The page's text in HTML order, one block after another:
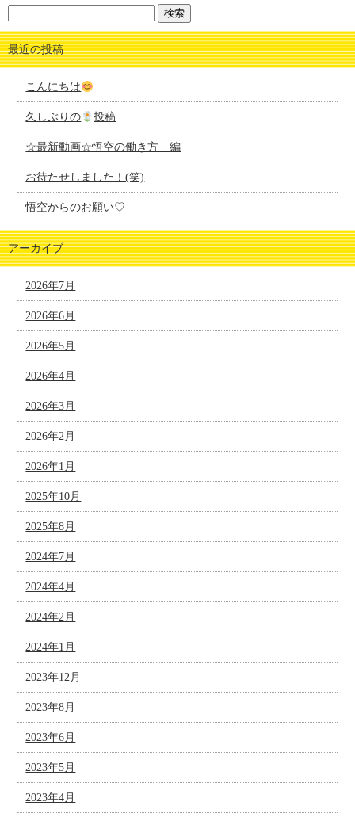
最近の投稿
こんにちは
久しぶりの 投稿
☆最新動画☆悟空の働き方 編
お待たせしました！(笑)
悟空からのお願い♡
アーカイブ
2026年7月
2026年6月
2026年5月
2026年4月
2026年3月
2026年2月
2026年1月
2025年10月
2025年8月
2024年7月
2024年4月
2024年2月
2024年1月
2023年12月
2023年8月
2023年6月
2023年5月
2023年4月